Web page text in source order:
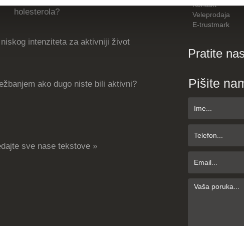
holesterola?
intenziteta za aktivniji život
ako dugo niste bili aktivni?
sve nase tekstove »
Kontakt
Veleprodaja
E-trustmark
Pratite nas
Pišite